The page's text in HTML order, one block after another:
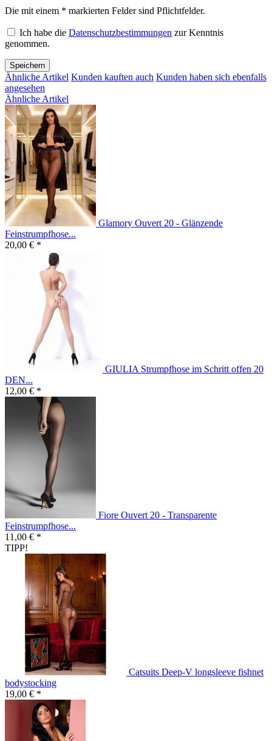
Die mit einem * markierten Felder sind Pflichtfelder.
Ich habe die Datenschutzbestimmungen zur Kenntnis
genommen.
Speichern
Ähnliche Artikel Kunden kauften auch Kunden haben sich ebenfalls
angesehen
Ähnliche Artikel
Glamory Ouvert 20 - Glänzende
Feinstrumpfhose...
20,00 € *
GIULIA Strumpfhose im Schritt offen 20
DEN...
12,00 € *
Fiore Ouvert 20 - Transparente
Feinstrumpfhose...
11,00 € *
TIPP!
Catsuits Deep-V longsleeve fishnet
bodystocking
19,00 € *